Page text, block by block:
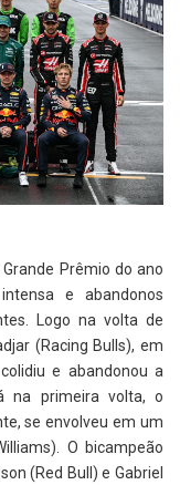
Prêmio do ano
e abandonos
Logo na volta de
(Racing Bulls), em
e abandonou a
na primeira volta, o
se envolveu em um
O bicampeão
(Red Bull) e Gabriel